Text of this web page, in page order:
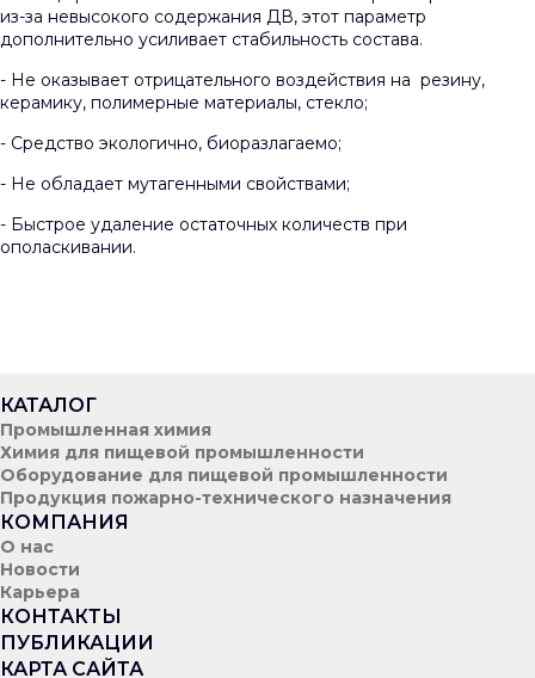
из-за невысокого содержания ДВ, этот параметр
дополнительно усиливает стабильность состава.
- Не оказывает отрицательного воздействия на резину,
керамику, полимерные материалы, стекло;
- Средство экологично, биоразлагаемо;
- Не обладает мутагенными свойствами;
- Быстрое удаление остаточных количеств при
ополаскивании.
КАТАЛОГ
Промышленная химия
Химия для пищевой промышленности
Оборудование для пищевой промышленности
Продукция пожарно-технического назначения
КОМПАНИЯ
О нас
Новости
Карьера
КОНТАКТЫ
ПУБЛИКАЦИИ
КАРТА САЙТА